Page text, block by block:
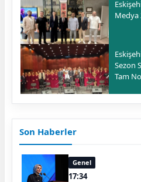
Medya
Sezon
Tam
Son Haberler
Genel
17:34